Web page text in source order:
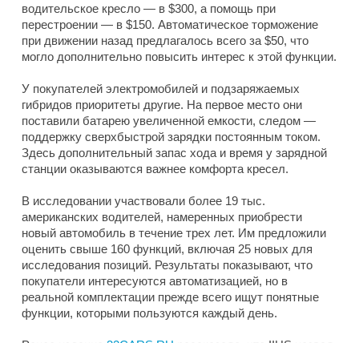
водительское кресло — в $300, а помощь при
перестроении — в $150. Автоматическое торможение
при движении назад предлагалось всего за $50, что
могло дополнительно повысить интерес к этой функции.
У покупателей электромобилей и подзаряжаемых
гибридов приоритеты другие. На первое место они
поставили батарею увеличенной емкости, следом —
поддержку сверхбыстрой зарядки постоянным током.
Здесь дополнительный запас хода и время у зарядной
станции оказываются важнее комфорта кресел.
В исследовании участвовали более 19 тыс.
американских водителей, намеренных приобрести
новый автомобиль в течение трех лет. Им предложили
оценить свыше 160 функций, включая 25 новых для
исследования позиций. Результаты показывают, что
покупатели интересуются автоматизацией, но в
реальной комплектации прежде всего ищут понятные
функции, которыми пользуются каждый день.